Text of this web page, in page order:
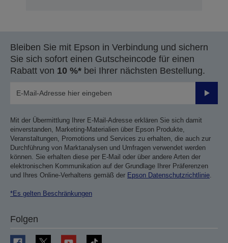
Bleiben Sie mit Epson in Verbindung und sichern
Sie sich sofort einen Gutscheincode für einen
Rabatt von 10 %* bei Ihrer nächsten Bestellung.
Mit der Übermittlung Ihrer E-Mail-Adresse erklären Sie sich damit
einverstanden, Marketing-Materialien über Epson Produkte,
Veranstaltungen, Promotions und Services zu erhalten, die auch zur
Durchführung von Marktanalysen und Umfragen verwendet werden
können. Sie erhalten diese per E-Mail oder über andere Arten der
elektronischen Kommunikation auf der Grundlage Ihrer Präferenzen
und Ihres Online-Verhaltens gemäß der Epson Datenschutzrichtlinie
*Es gelten Beschränkungen
Folgen